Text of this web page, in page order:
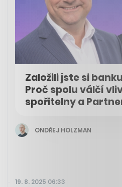
Založili jste si
Proč spolu válčí
spořitelny a
ONDŘEJ HOLZMAN
19. 8. 2025 06:33